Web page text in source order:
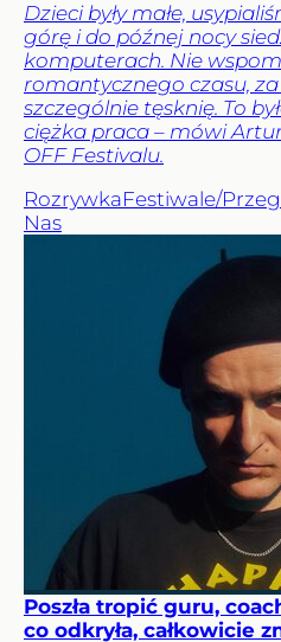
Dzieci były małe,
górę i do późnej nocy
komputerach. Nie
romantycznego czasu,
szczególnie tęsknię. To
ciężka praca – mówi
OFF Festivalu.
RozrywkaFestiwale/
Nas
Poszła tropić guru,
co odkryła, całkowicie